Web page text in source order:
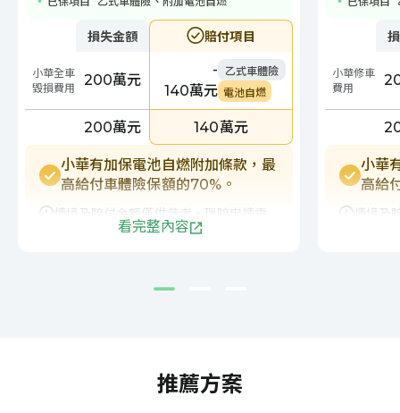
損失金額 賠付項目
小華全車
毀損費用
200萬元
- 乙式車體險
140萬元 電池自燃
200萬元 140萬元
小華有加保電池自燃附加條款，最
高給付車體險保額的70%。
情境及賠付金額僅供參考，理賠申請需
檢附警察、有關機關處理文件或可證明
看完整內容
小華修車
費用
小華
高給
情境及
推薦方案